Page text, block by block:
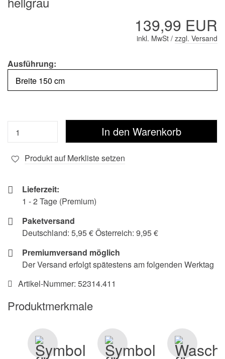
139,99 EUR
inkl. MwSt / zzgl. Versand
Ausführung:
Produkt auf Merkliste setzen
Lieferzeit:
1 - 2 Tage (Premium)
Paketversand
Deutschland: 5,95 € Österreich: 9,95 €
Premiumversand möglich
Der Versand erfolgt spätestens am folgenden Werktag
Artikel-Nummer: 52314.411
Produktmerkmale